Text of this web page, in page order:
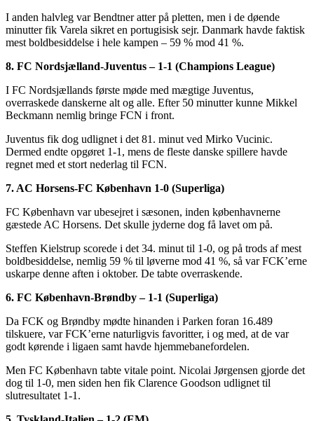
I anden halvleg var Bendtner atter på pletten, men i de døende
minutter fik Varela sikret en portugisisk sejr. Danmark havde faktisk
mest boldbesiddelse i hele kampen – 59 % mod 41 %.
8. FC Nordsjælland-Juventus – 1-1 (Champions League)
I FC Nordsjællands første møde med mægtige Juventus,
overraskede danskerne alt og alle. Efter 50 minutter kunne Mikkel
Beckmann nemlig bringe FCN i front.
Juventus fik dog udlignet i det 81. minut ved Mirko Vucinic.
Dermed endte opgøret 1-1, mens de fleste danske spillere havde
regnet med et stort nederlag til FCN.
7. AC Horsens-FC København 1-0 (Superliga)
FC København var ubesejret i sæsonen, inden københavnerne
gæstede AC Horsens. Det skulle jyderne dog få lavet om på.
Steffen Kielstrup scorede i det 34. minut til 1-0, og på trods af mest
boldbesiddelse, nemlig 59 % til løverne mod 41 %, så var FCK’erne
uskarpe denne aften i oktober. De tabte overraskende.
6. FC København-Brøndby – 1-1 (Superliga)
Da FCK og Brøndby mødte hinanden i Parken foran 16.489
tilskuere, var FCK’erne naturligvis favoritter, i og med, at de var
godt kørende i ligaen samt havde hjemmebanefordelen.
Men FC København tabte vitale point. Nicolai Jørgensen gjorde det
dog til 1-0, men siden hen fik Clarence Goodson udlignet til
slutresultatet 1-1.